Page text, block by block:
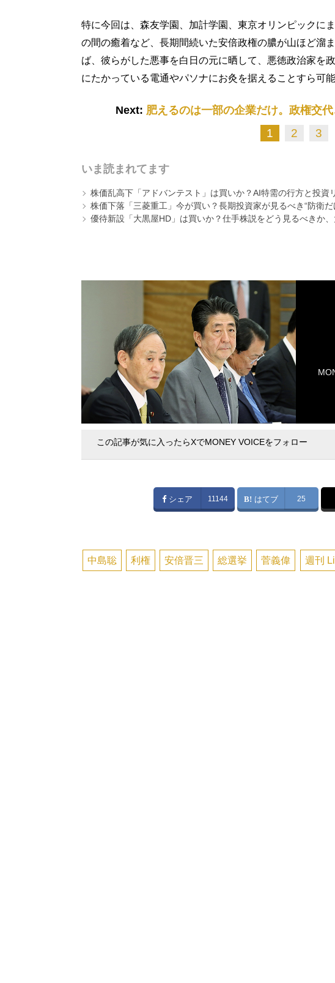
特に今回は、森友学園、加計学園、東京オリンピックに
の間の癒着など、長期間続いた安倍政権の膿が山ほど溜
ば、彼らがした悪事を白日の元に晒して、悪徳政治家を
にたかっている電通やパソナにお灸を据えることすら可能
Next: 肥えるのは一部の企業だけ。政権交
1 2 3
いま読まれてます
株価乱高下「アドバンテスト」は買いか？AI特需の行方と投資
株価下落「三菱重工」今が買い？長期投資家が見るべき“防衛
優待新設「大黒屋HD」は買いか？仕手株説をどう見るべきか
この記事が気に入ったらXでMONEY VOICEをフォロー
シェア 11144 はてブ 25
中島聡 利権 安倍晋三 総選挙 菅義偉 週刊